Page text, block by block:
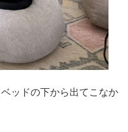
ッドの下から出てこなか